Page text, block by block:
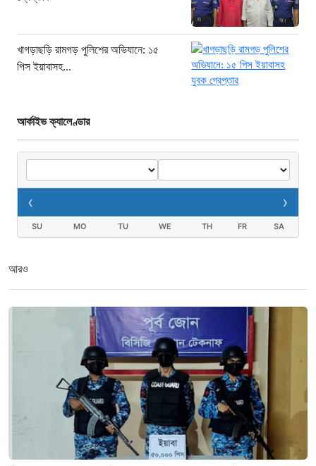
জুলাই জাদুঘরে দলীয় ইতিহাসের ঠাঁই হবে না:
নাহিদ ইসলাম
খাগড়াছড়ি রামগড় পুলিশের অভিযানে: ১৫
পিস ইয়াবাসহ...
আর্কাইভ ক্যালেণ্ডার
‹ ›
SU MO TU WE TH FR SA
আরও